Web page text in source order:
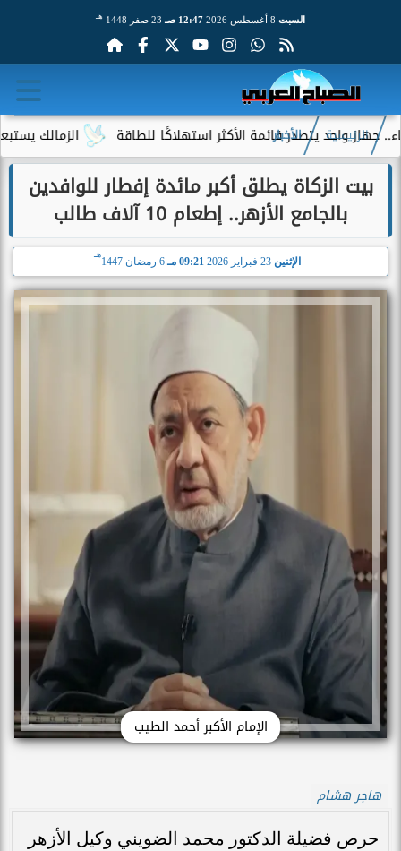
السبت 12:47 صـ 23 صفر 1448 هـ
الزمالك يستبعد 4 لاعبين شباب من حساباته في الموسم الجديد يتصدر قائمة الأكثر استهلاكًا للطاقة
الرئيسية الأخبار
بيت الزكاة يطلق أكبر مائدة إفطار للوافدين
بالجامع الأزهر.. إطعام 10 آلاف طالب
الإثنين 23 فبراير 2026 09:21 مـ 6 رمضان 1447
هـ
الإمام الأكبر أحمد الطيب
هاجر هشام
حرص فضيلة الدكتور محمد الضويني وكيل الأزهر